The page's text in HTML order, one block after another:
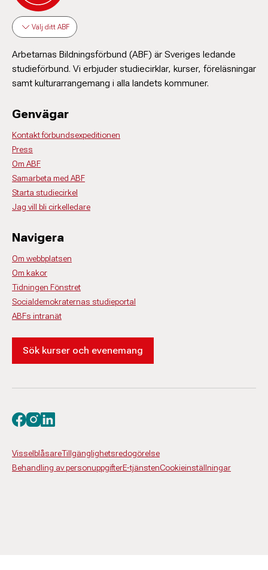
Välj ditt ABF
Arbetarnas Bildningsförbund (ABF) är Sveriges ledande
studieförbund. Vi erbjuder studiecirklar, kurser, föreläsningar
samt kulturarrangemang i alla landets kommuner.
Genvägar
Kontakt förbundsexpeditionen
Press
Om ABF
Samarbeta med ABF
Starta studiecirkel
Jag vill bli cirkelledare
Navigera
Om webbplatsen
Om kakor
Tidningen Fönstret
Socialdemokraternas studieportal
ABFs intranät
Sök kurser och evenemang
VisselblåsareTillgänglighetsredogörelse
Behandling av personuppgifterE-tjänstenCookieinställningar
Besök oss på facebook
Besök oss på instagram
Besök oss på linkedin